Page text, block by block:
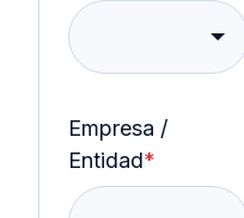
Empresa /
Entidad*